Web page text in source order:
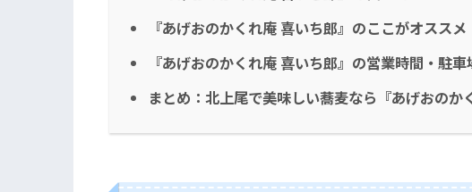
『あげおのかくれ庵 喜いち郎』のここがオススメ
『あげおのかくれ庵 喜いち郎』の営業時間・駐
まとめ：北上尾で美味しい蕎麦なら『あげおのか